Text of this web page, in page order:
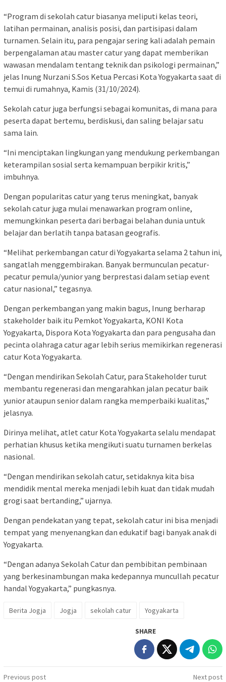
“Program di sekolah catur biasanya meliputi kelas teori,
latihan permainan, analisis posisi, dan partisipasi dalam
turnamen. Selain itu, para pengajar sering kali adalah pemain
berpengalaman atau master catur yang dapat memberikan
wawasan mendalam tentang teknik dan psikologi permainan,”
jelas Inung Nurzani S.Sos Ketua Percasi Kota Yogyakarta saat di
temui di rumahnya, Kamis (31/10/2024).
Sekolah catur juga berfungsi sebagai komunitas, di mana para
peserta dapat bertemu, berdiskusi, dan saling belajar satu
sama lain.
“Ini menciptakan lingkungan yang mendukung perkembangan
keterampilan sosial serta kemampuan berpikir kritis,”
imbuhnya.
Dengan popularitas catur yang terus meningkat, banyak
sekolah catur juga mulai menawarkan program online,
memungkinkan peserta dari berbagai belahan dunia untuk
belajar dan berlatih tanpa batasan geografis.
“Melihat perkembangan catur di Yogyakarta selama 2 tahun ini,
sangatlah menggembirakan. Banyak bermunculan pecatur-
pecatur pemula/yunior yang berprestasi dalam setiap event
catur nasional,” tegasnya.
Dengan perkembangan yang makin bagus, Inung berharap
stakeholder baik itu Pemkot Yogyakarta, KONI Kota
Yogyakarta, Dispora Kota Yogyakarta dan para pengusaha dan
pecinta olahraga catur agar lebih serius memikirkan regenerasi
catur Kota Yogyakarta.
“Dengan mendirikan Sekolah Catur, para Stakeholder turut
membantu regenerasi dan mengarahkan jalan pecatur baik
yunior ataupun senior dalam rangka memperbaiki kualitas,”
jelasnya.
Dirinya melihat, atlet catur Kota Yogyakarta selalu mendapat
perhatian khusus ketika mengikuti suatu turnamen berkelas
nasional.
“Dengan mendirikan sekolah catur, setidaknya kita bisa
mendidik mental mereka menjadi lebih kuat dan tidak mudah
grogi saat bertanding,” ujarnya.
Dengan pendekatan yang tepat, sekolah catur ini bisa menjadi
tempat yang menyenangkan dan edukatif bagi banyak anak di
Yogyakarta.
“Dengan adanya Sekolah Catur dan pembibitan pembinaan
yang berkesinambungan maka kedepannya muncullah pecatur
handal Yogyakarta,” pungkasnya.
Berita Jogja Jogja sekolah catur Yogyakarta
SHARE
Post
Previous post Next post